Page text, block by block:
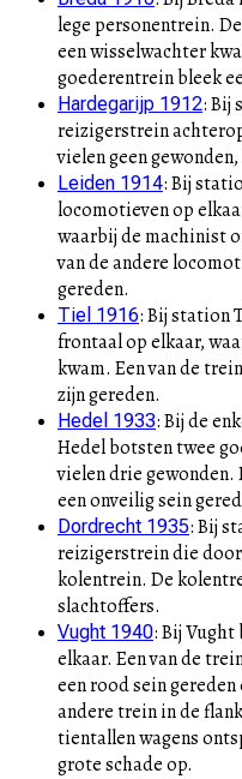
lege personentrein.
een wisselwachter
goederentrein bleek
Hardegarijp 1912:Bij
reizigerstrein
vielen geen
Leiden 1914:Bij
locomotieven op
waarbij de machinist
van de andere
gereden.
Tiel 1916:Bij station
frontaal op elkaar,
kwam. Een van de
zijn gereden.
Hedel 1933:Bij de
Hedel botsten twee
vielen drie gewonden.
een onveilig sein
Dordrecht 1935:Bij
reizigerstrein die
kolentrein. De
slachtoffers.
Vught 1940:Bij Vught
elkaar. Een van de
een rood sein
andere trein in de
tientallen wagens
grote schade op.